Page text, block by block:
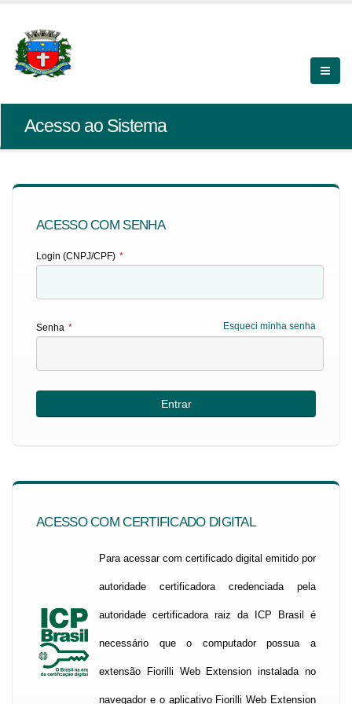
Acesso ao Sistema
ACESSO COM SENHA
Login (CNPJ/CPF) *
Esqueci minha senha
Senha *
ACESSO COM CERTIFICADO DIGITAL
Para acessar com certificado digital emitido por
autoridade certificadora credenciada pela
autoridade certificadora raiz da ICP Brasil é
necessário que o computador possua a
extensão Fiorilli Web Extension instalada no
navegador e o aplicativo Fiorilli Web Extension